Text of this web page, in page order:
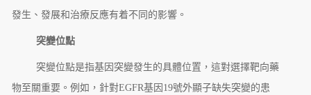
發生、發展和治療反應有着不同的影響。
突變位點
突變位點是指基因突變發生的具體位置，這對選擇靶向藥
物至關重要。例如，針對EGFR基因19號外顯子缺失突變的患